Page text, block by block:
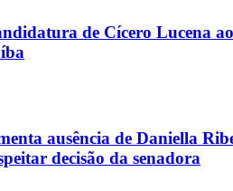
de Cícero Lucena ao
ausência de Daniella
decisão da senadora